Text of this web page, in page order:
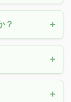
？